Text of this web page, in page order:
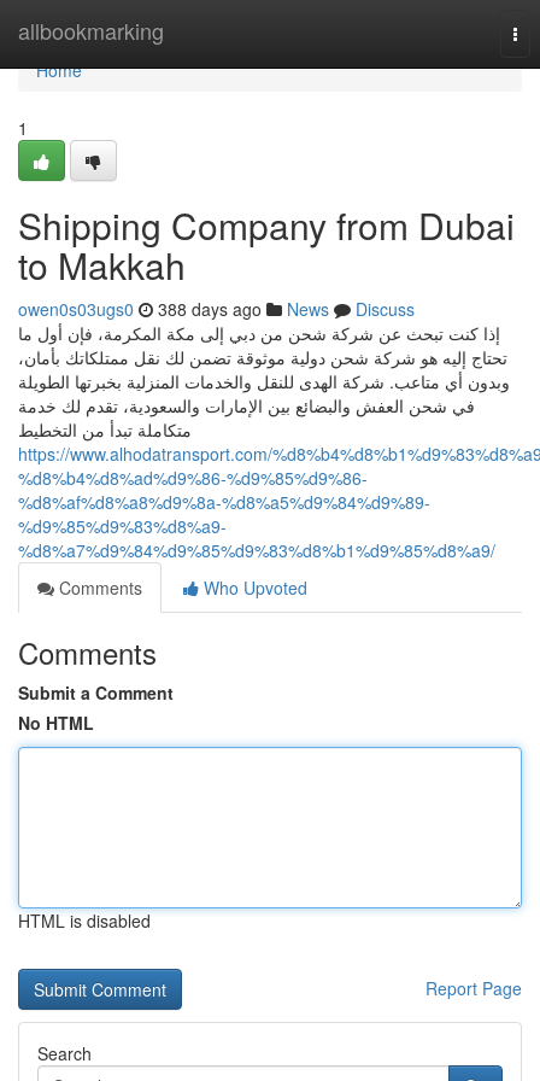
allbookmarking
Home
Home
1
Shipping Company from Dubai
to Makkah
owen0s03ugs0 388 days ago News
Discuss
إذا كنت تبحث عن شركة شحن من دبي إلى مكة المكرمة، فإن أول ما
تحتاج إليه هو شركة شحن دولية موثوقة تضمن لك نقل ممتلكاتك بأمان،
وبدون أي متاعب. شركة الهدى للنقل والخدمات المنزلية بخبرتها الطويلة
في شحن العفش والبضائع بين الإمارات والسعودية، تقدم لك خدمة
متكاملة تبدأ من التخطيط
https://www.alhodatransport.com/
%d8%b4%d8%ad%d9%86-%d9%85%d9%86-
%d8%af%d8%a8%d9%8a-%d8%a5%d9%84%d9%89-
%d9%85%d9%83%d8%a9-
%d8%a7%d9%84%d9%85%d9%83%d8%b1%d9%85%d8%a9/
Comments
Who Upvoted
Comments
Submit a Comment
No HTML
HTML is disabled
Report Page
Search